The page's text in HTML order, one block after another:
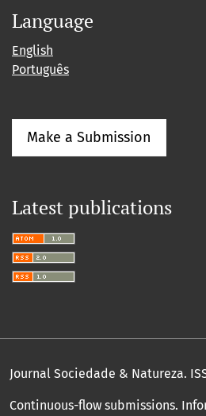
Language
English
Português
Make a Submission
Latest publications
Journal Sociedade & Natureza.
Continuous-flow submissions.